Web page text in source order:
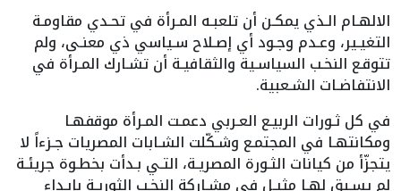
الالهـام الـذي يمكـن أن تلعبـه المـرأة في تحـدي مقاومـة
التغيـير، وعـدم وجـود أي إصـلاح سـياسي ذي معنـى، ولم
تتوقـع النخـب السياسـية والثقافيـة أن تشـارك المـرأة في
الانتفاضـات الشـعبية.
في كل ثـورات الربيـع العـربي دعمـت المـرأة موقفهـا
ومكانتهـا في المجتمـع وشـكّلت الشـابات المصريات جـزءاً لا
يتجزّأ من كيانات الثـورة المصريـة، التـي بـدأت بخطـوة جريئـة
لم يسـبق لهـا مثيـل في مشـاركة النخـب الثوريـة بإبـداء